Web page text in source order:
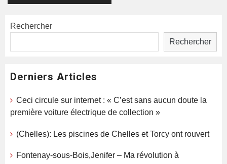
Rechercher
Rechercher
Derniers Articles
Ceci circule sur internet : « C’est sans aucun doute la
première voiture électrique de collection »
(Chelles): Les piscines de Chelles et Torcy ont rouvert
Fontenay-sous-Bois,Jenifer – Ma révolution à